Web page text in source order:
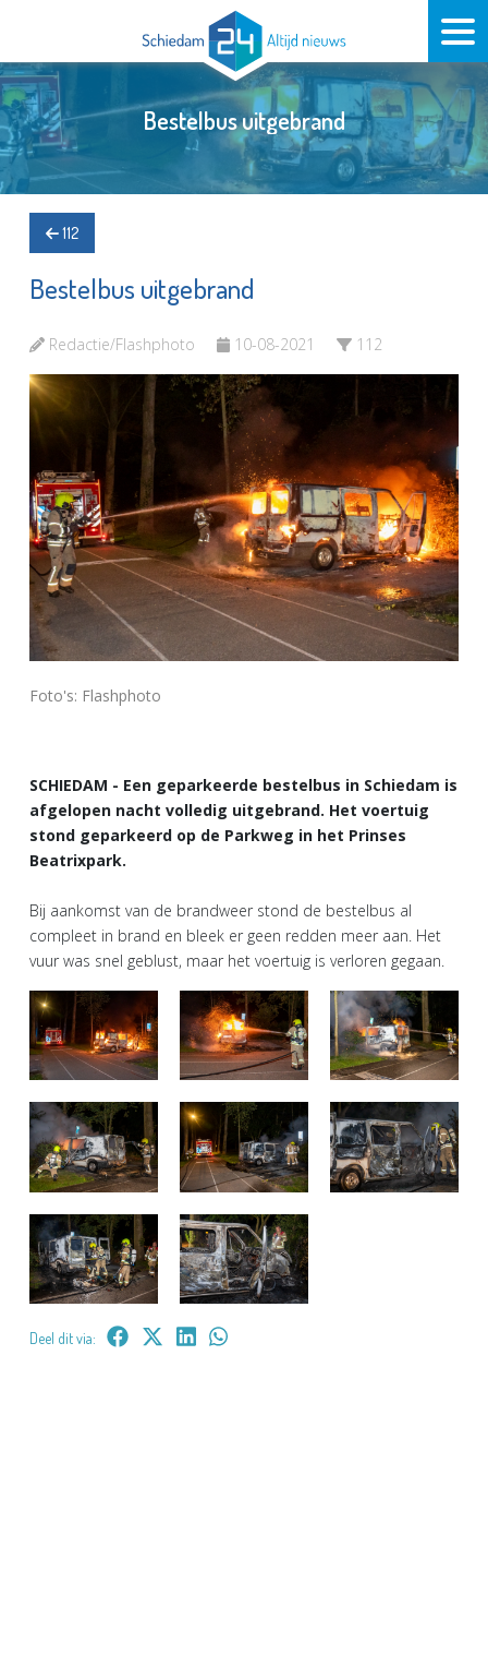
Bestelbus uitgebrand
112
Bestelbus uitgebrand
Redactie/Flashphoto 10-08-2021 112
Foto's: Flashphoto
SCHIEDAM - Een geparkeerde bestelbus in Schiedam is
afgelopen nacht volledig uitgebrand. Het voertuig
stond geparkeerd op de Parkweg in het Prinses
Beatrixpark.
Bij aankomst van de brandweer stond de bestelbus al
compleet in brand en bleek er geen redden meer aan. Het
vuur was snel geblust, maar het voertuig is verloren gegaan.
Deel dit via: